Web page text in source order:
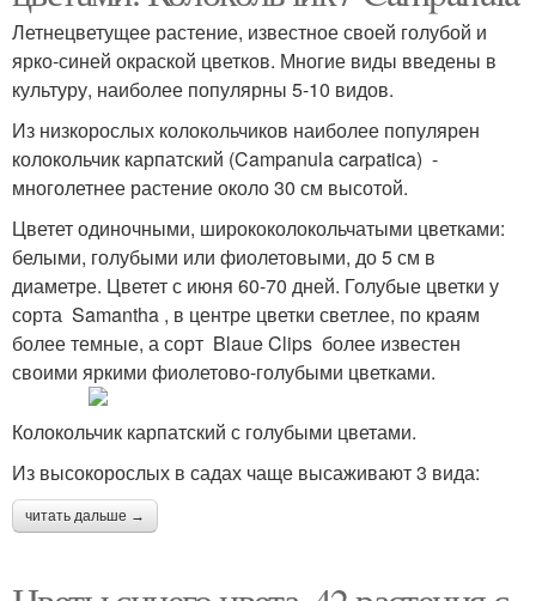
Летнецветущее растение, известное своей голубой и
ярко-синей окраской цветков. Многие виды введены в
культуру, наиболее популярны 5-10 видов.
Из низкорослых колокольчиков наиболее популярен
колокольчик карпатский (Campanula carpatica) -
многолетнее растение около 30 см высотой.
Цветет одиночными, ширококолокольчатыми цветками:
белыми, голубыми или фиолетовыми, до 5 см в
диаметре. Цветет с июня 60-70 дней. Голубые цветки у
сорта Samantha , в центре цветки светлее, по краям
более темные, а сорт Blaue Clips более известен
своими яркими фиолетово-голубыми цветками.
Колокольчик карпатский с голубыми цветами.
Из высокорослых в садах чаще высаживают 3 вида:
читать дальше →